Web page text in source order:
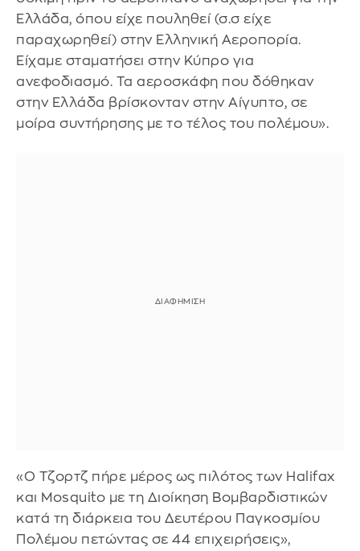
Ελλάδα, όπου είχε πουληθεί (σ.σ είχε
παραχωρηθεί) στην Ελληνική Αεροπορία.
Είχαμε σταματήσει στην Κύπρο για
ανεφοδιασμό. Τα αεροσκάφη που δόθηκαν
στην Ελλάδα βρίσκονταν στην Αίγυπτο, σε
μοίρα συντήρησης με το τέλος του πολέμου».
«Ο Τζορτζ πήρε μέρος ως πιλότος των Halifax
και Mosquito με τη Διοίκηση Βομβαρδιστικών
κατά τη διάρκεια του Δευτέρου Παγκοσμίου
Πολέμου πετώντας σε 44 επιχειρήσεις»,